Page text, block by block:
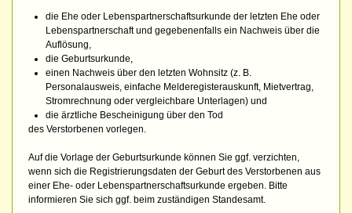
die Ehe oder Lebenspartnerschaftsurkunde der letzten Ehe oder
Lebenspartnerschaft und gegebenenfalls ein Nachweis über die
Auflösung,
die Geburtsurkunde,
einen Nachweis über den letzten Wohnsitz (z. B.
Personalausweis, einfache Melderegisterauskunft, Mietvertrag,
Stromrechnung oder vergleichbare Unterlagen) und
die ärztliche Bescheinigung über den Tod
des Verstorbenen vorlegen.
Auf die Vorlage der Geburtsurkunde können Sie ggf. verzichten,
wenn sich die Registrierungsdaten der Geburt des Verstorbenen aus
einer Ehe- oder Lebenspartnerschaftsurkunde ergeben. Bitte
informieren Sie sich ggf. beim zuständigen Standesamt.